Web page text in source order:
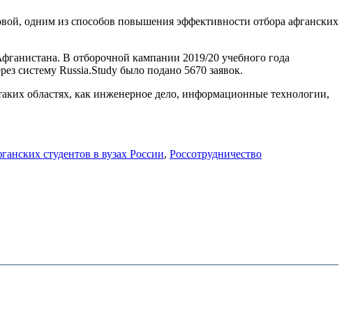
одним из способов повышения эффективности отбора афганских
В отборочной кампании 2019/20 учебного года
систему Russia.Study было подано 5670 заявок.
областях, как инженерное дело, информационные технологии,
студентов в вузах России, Россотрудничество